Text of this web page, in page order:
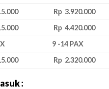
Rp 3.920.000
Rp 4.420.000
9 -14 PAX
Rp 2.320.000
: